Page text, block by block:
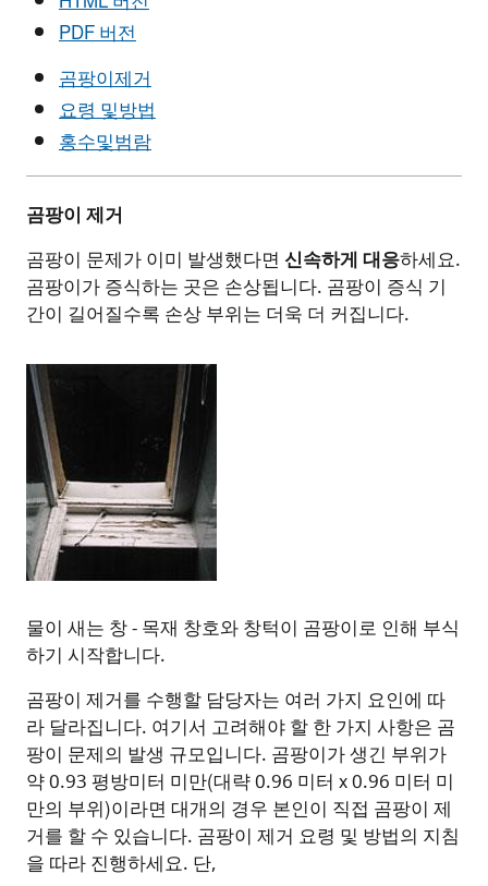
PDF 버전
곰팡이제거
요령 및방법
홍수및범람
곰팡이제거
곰팡이 문제가 이미 발생했다면신속하게대응하세요.
곰팡이가 증식하는 곳은 손상됩니다. 곰팡이 증식 기
간이 길어질수록 손상 부위는 더욱 더 커집니다.
물이 새는 창 - 목재 창호와 창턱이 곰팡이로 인해 부식
하기 시작합니다.
곰팡이 제거를 수행할 담당자는 여러 가지 요인에 따
라 달라집니다. 여기서 고려해야 할 한 가지 사항은 곰
팡이 문제의 발생 규모입니다. 곰팡이가 생긴 부위가
약 0.93 평방미터 미만(대략 0.96 미터 x 0.96 미터 미
만의 부위)이라면 대개의 경우 본인이 직접 곰팡이 제
거를 할 수 있습니다. 곰팡이 제거 요령 및 방법의 지침
을 따라 진행하세요. 단,